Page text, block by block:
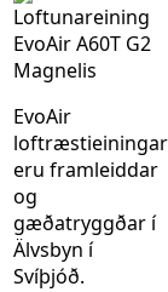
EvoAir
loftræstieiningar
eru framleiddar
og
gæðatryggðar í
Älvsbyn í
Svíþjóð.